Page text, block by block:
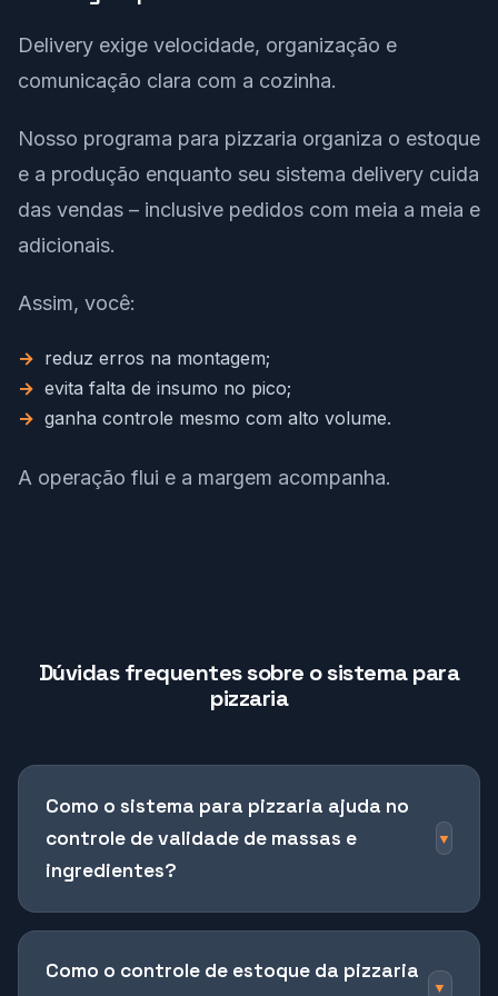
Delivery exige velocidade, organização e
comunicação clara com a cozinha.
Nosso programa para pizzaria organiza o estoque
e a produção enquanto seu sistema delivery cuida
das vendas – inclusive pedidos com meia a meia e
adicionais.
Assim, você:
reduz erros na montagem;
evita falta de insumo no pico;
ganha controle mesmo com alto volume.
A operação flui e a margem acompanha.
Dúvidas frequentes sobre o sistema para
pizzaria
Como o sistema para pizzaria ajuda no
controle de validade de massas e
ingredientes?
▼
etiquetagem de massas, molhos e insumos.
Como o controle de estoque da pizzaria
▼